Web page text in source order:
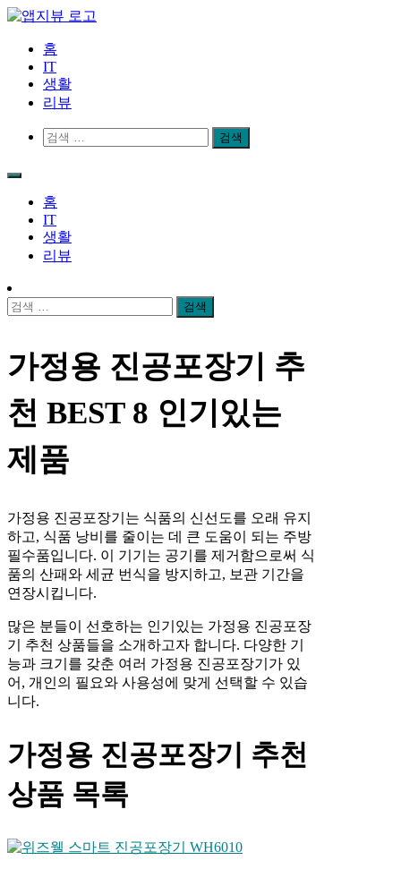
Skip
content
앱지뷰
적절하고 좋은 상품 리뷰
홈
IT
생활
리뷰
검
홈
IT
생활
리뷰
검
가정용 진공포장기 추
천 BEST 8 인기있는
제품
가정용 진공포장기는 식품의 신선도를 오래 유지
하고, 식품 낭비를 줄이는 데 큰 도움이 되는 주방
필수품입니다. 이 기기는 공기를 제거함으로써 식
품의 산패와 세균 번식을 방지하고, 보관 기간을
연장시킵니다.
많은 분들이 선호하는 인기있는 가정용 진공포장
기 추천 상품들을 소개하고자 합니다. 다양한 기
능과 크기를 갖춘 여러 가정용 진공포장기가 있
어, 개인의 필요와 사용성에 맞게 선택할 수 있습
니다.
가정용 진공포장기 추천
상품 목록